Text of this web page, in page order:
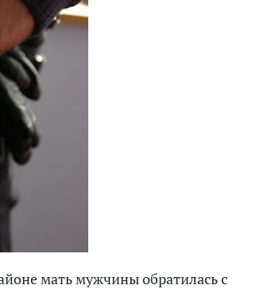
мать мужчины обратилась с